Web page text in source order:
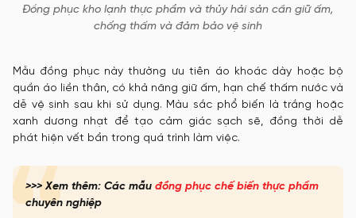
Đồng phục kho lạnh thực phẩm và thủy hải sản cần giữ ấm,
chống thấm và đảm bảo vệ sinh
Mẫu đồng phục này thường ưu tiên áo khoác dày hoặc bộ
quần áo liền thân, có khả năng giữ ấm, hạn chế thấm nước và
dễ vệ sinh sau khi sử dụng. Màu sắc phổ biến là trắng hoặc
xanh dương nhạt để tạo cảm giác sạch sẽ, đồng thời dễ
phát hiện vết bẩn trong quá trình làm việc.
>>> Xem thêm: Các mẫu đồng phục chế biến thực phẩm
chuyên nghiệp